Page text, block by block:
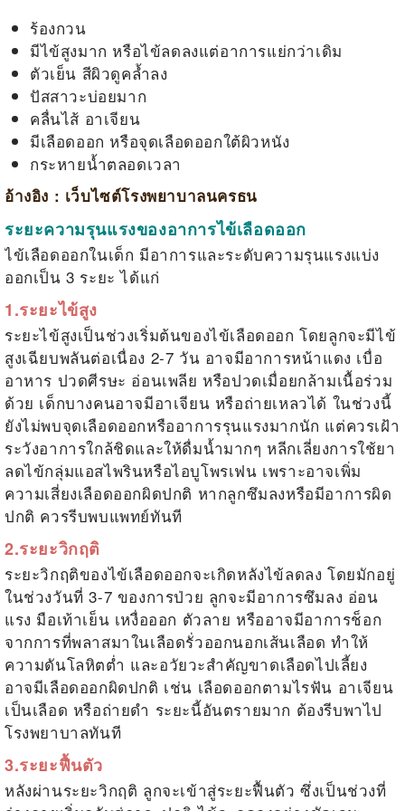
ร้องกวน
มีไข้สูงมาก หรือไข้ลดลงแต่อาการแย่กว่าเดิม
ตัวเย็น สีผิวดูคล้ำลง
ปัสสาวะบ่อยมาก
คลื่นไส้ อาเจียน
มีเลือดออก หรือจุดเลือดออกใต้ผิวหนัง
กระหายน้ำตลอดเวลา
อ้างอิง : เว็บไซต์โรงพยาบาลนครธน
ระยะความรุนแรงของอาการไข้เลือดออก
ไข้เลือดออกในเด็ก มีอาการและระดับความรุนแรงแบ่ง
ออกเป็น 3 ระยะ ได้แก่
1.ระยะไข้สูง
ระยะไข้สูงเป็นช่วงเริ่มต้นของไข้เลือดออก โดยลูกจะมีไข้
สูงเฉียบพลันต่อเนื่อง 2-7 วัน อาจมีอาการหน้าแดง เบื่อ
อาหาร ปวดศีรษะ อ่อนเพลีย หรือปวดเมื่อยกล้ามเนื้อร่วม
ด้วย เด็กบางคนอาจมีอาเจียน หรือถ่ายเหลวได้ ในช่วงนี้
ยังไม่พบจุดเลือดออกหรืออาการรุนแรงมากนัก แต่ควรเฝ้า
ระวังอาการใกล้ชิดและให้ดื่มน้ำมากๆ หลีกเลี่ยงการใช้ยา
ลดไข้กลุ่มแอสไพรินหรือไอบูโพรเฟน เพราะอาจเพิ่ม
ความเสี่ยงเลือดออกผิดปกติ หากลูกซึมลงหรือมีอาการผิด
ปกติ ควรรีบพบแพทย์ทันที
2.ระยะวิกฤติ
ระยะวิกฤติของไข้เลือดออกจะเกิดหลังไข้ลดลง โดยมักอยู่
ในช่วงวันที่ 3-7 ของการป่วย ลูกจะมีอาการซึมลง อ่อน
แรง มือเท้าเย็น เหงื่อออก ตัวลาย หรืออาจมีอาการช็อก
จากการที่พลาสมาในเลือดรั่วออกนอกเส้นเลือด ทำให้
ความดันโลหิตต่ำ และอวัยวะสำคัญขาดเลือดไปเลี้ยง
อาจมีเลือดออกผิดปกติ เช่น เลือดออกตามไรฟัน อาเจียน
เป็นเลือด หรือถ่ายดำ ระยะนี้อันตรายมาก ต้องรีบพาไป
โรงพยาบาลทันที
3.ระยะฟื้นตัว
หลังผ่านระยะวิกฤติ ลูกจะเข้าสู่ระยะฟื้นตัว ซึ่งเป็นช่วงที่